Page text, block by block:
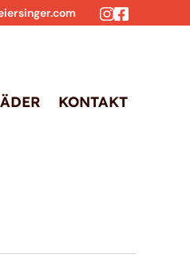
KONTAKT